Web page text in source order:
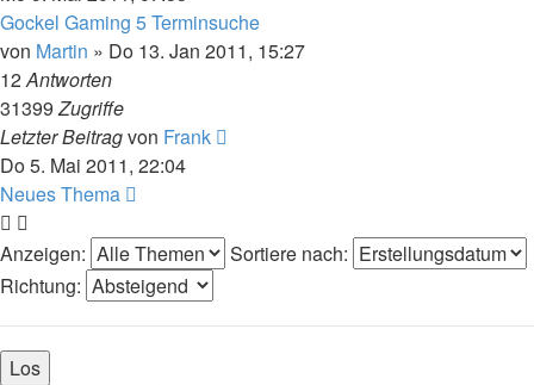
Gockel Gaming 5 Terminsuche
von Martin » Do 13. Jan 2011, 15:27
12Antworten
31399Zugriffe
Letzter Beitragvon Frank
Do 5. Mai 2011, 22:04
Neues Thema
Anzeigen:
Sortiere nach:
Richtung: